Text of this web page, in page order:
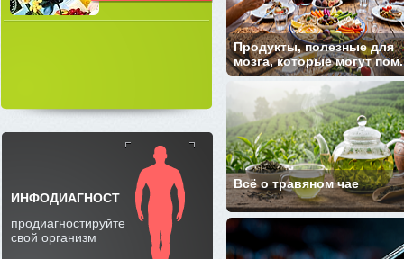
ИНФОДИАГНОСТ
продиагностируйте
свой организм
Продукты, полезные для
мозга, которые могут
Всё о травяном чае